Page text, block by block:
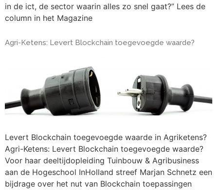
in de ict, de sector waarin alles zo snel gaat?” Lees de
column in het Magazine
Agri-Ketens: Levert Blockchain toegevoegde waarde?
Levert Blockchain toegevoegde waarde in Agriketens?
Agri-Ketens: Levert Blockchain toegevoegde waarde?
Voor haar deeltijdopleiding Tuinbouw & Agribusiness
aan de Hogeschool InHolland streef Marjan Schnetz een
bijdrage over het nut van Blockchain toepassingen